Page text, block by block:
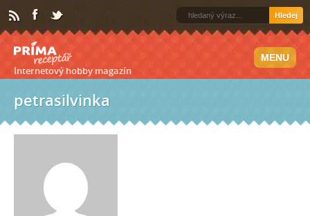
Hledej
Internetový hobby magazín
MENU
petrasilvinka